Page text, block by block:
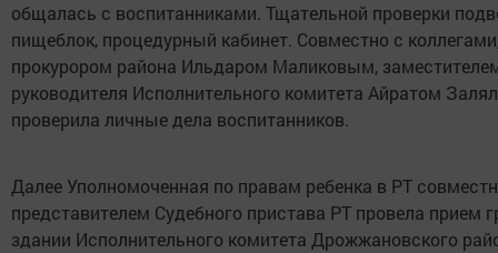
общалась с воспитанниками. Тщательной проверки
пищеблок, процедурный кабинет. Совместно с
прокурором района Ильдаром Маликовым,
руководителя Исполнительного комитета Айратом
проверила личные дела воспитанников.
Далее Уполномоченная по правам ребенка в РТ
представителем Судебного пристава РТ провела прием
здании Исполнительного комитета Дрожжановского